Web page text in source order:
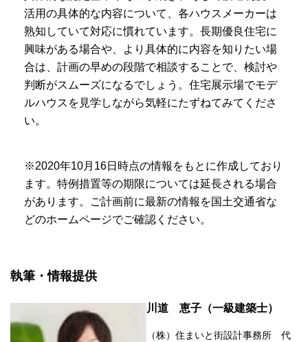
活用の具体的な内容について、各ハウスメーカーは
熟知していて対応に慣れています。長期優良住宅に
興味がある場合や、より具体的に内容を知りたい場
合は、計画の早めの段階で相談することで、検討や
判断がスムーズになるでしょう。住宅展示場でモデ
ルハウスを見学しながら気軽にたずねてみてくださ
い。
※2020年10月16日時点の情報をもとに作成しており
ます。特例措置等の期限については延長される場合
があります。ご計画前に最新の情報を国土交通省な
どのホームページでご確認ください。
執筆・情報提供
川道 恵子（一級建築士）
（株）住まいと街設計事務所 代